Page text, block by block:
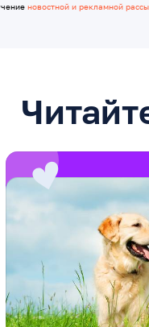
новостной и рекламной